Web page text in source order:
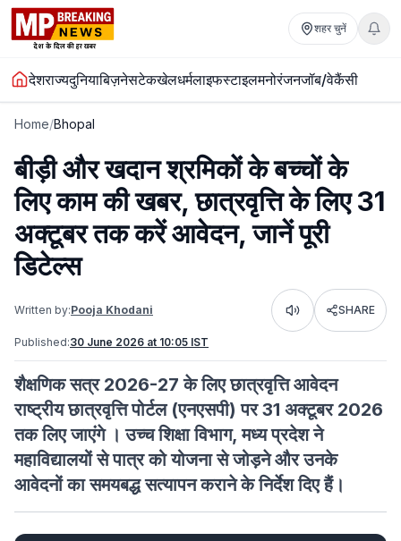
शहर चुनें
देशराज्यदुनियाबिज़नेसटेकखेलधर्मलाइफस्टाइलमनोरंजनजॉब/वेकैंसी
Home/Bhopal
बीड़ी और खदान श्रमिकों के बच्चों के
लिए काम की खबर, छात्रवृत्ति के लिए 31
अक्टूबर तक करें आवेदन, जानें पूरी
डिटेल्स
Written by:Pooja Khodani Listen SHARE
Published:30 June 2026 at 10:05 IST
शैक्षणिक सत्र 2026-27 के लिए छात्रवृत्ति आवेदन
राष्ट्रीय छात्रवृत्ति पोर्टल (एनएसपी) पर 31 अक्टूबर 2026
तक लिए जाएंगे । उच्च शिक्षा विभाग, मध्य प्रदेश ने
महाविद्यालयों से पात्र को योजना से जोड़ने और उनके
आवेदनों का समयबद्ध सत्यापन कराने के निर्देश दिए हैं।